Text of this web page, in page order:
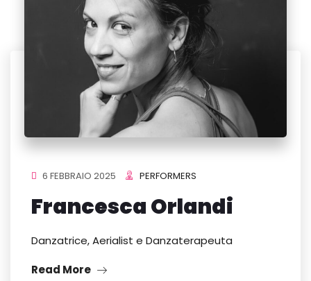
6 FEBBRAIO 2025 PERFORMERS
Francesca Orlandi
Danzatrice, Aerialist e Danzaterapeuta
Read More